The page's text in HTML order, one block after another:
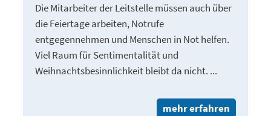
Die Mitarbeiter der Leitstelle müssen auch über
die Feiertage arbeiten, Notrufe
entgegennehmen und Menschen in Not helfen.
Viel Raum für Sentimentalität und
Weihnachtsbesinnlichkeit bleibt da nicht. ...
mehr erfahren